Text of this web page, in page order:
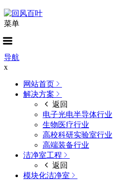
菜单
导航
x
网站首页
解决方案
返回
电子光电半导体行业
生物医疗行业
高校科研实验室行业
高端装备行业
洁净室工程
返回
模块化洁净室